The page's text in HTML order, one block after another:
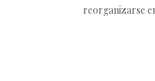
reorganizarse